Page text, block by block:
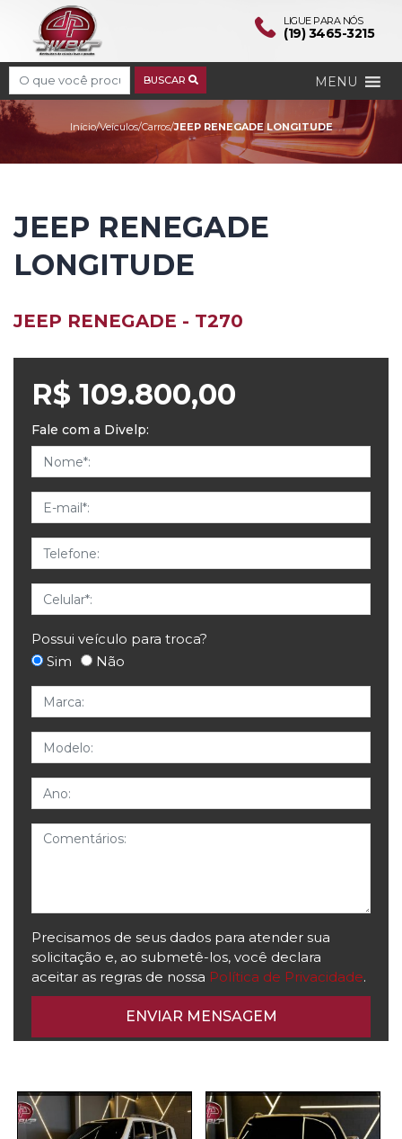
LIGUE PARA NÓS
(19) 3465-3215
Search BUSCAR MENU
JEEP RENEGADE
Início/Veículos/Carros/JEEP RENEGADE LONGITUDE
JEEP RENEGADE
LONGITUDE
JEEP RENEGADE - T270
R$ 109.800,00
Fale com a Divelp:
Nome
E-mail
Telefone
Celular
Possui veículo para troca?
Sim
Não
Marca
Modelo
Ano
Comentários
Precisamos de seus dados para atender sua
solicitação e, ao submetê-los, você declara
aceitar as regras de nossa Política de Privacidade.